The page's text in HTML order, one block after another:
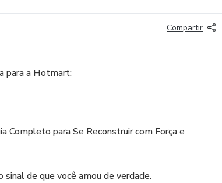
Compartir
para a Hotmart:
Completo para Se Reconstruir com Força e
sinal de que você amou de verdade.